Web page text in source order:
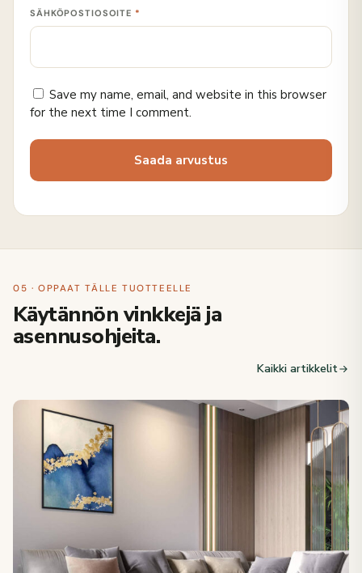
SÄHKÖPOSTIOSOITE *
Save my name, email, and website in this browser
for the next time I comment.
05 · OPPAAT TÄLLE TUOTTEELLE
Käytännön vinkkejä ja
asennusohjeita.
Kaikki artikkelit